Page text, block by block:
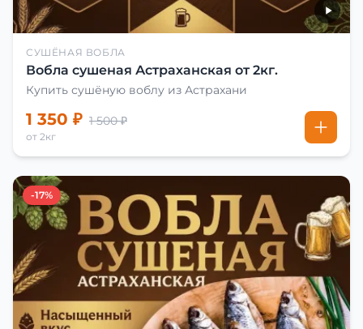
СУШЁНАЯ ВОБЛА
Вобла сушеная Астраханская от 2кг.
Купить сушёную воблу из Астрахани
1 350 ₽ 1 500 ₽
от 2кг
-17%